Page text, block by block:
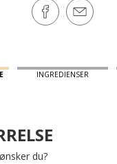
INGREDIENSER
du?